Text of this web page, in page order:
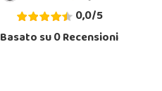
0,0/5
Basato su0Recensioni